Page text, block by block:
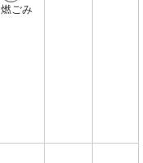
燃ごみ